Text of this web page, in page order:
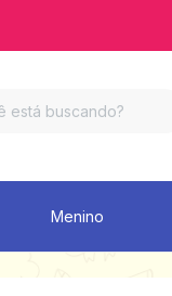
Menino